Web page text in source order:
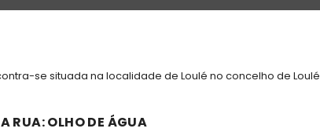
se situada na localidade de Loulé no concelho de Loulé
RUA: OLHO DE ÁGUA